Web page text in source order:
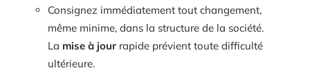
Consignez immédiatement tout changement,
même minime, dans la structure de la société.
La mise à jour rapide prévient toute difficulté
ultérieure.